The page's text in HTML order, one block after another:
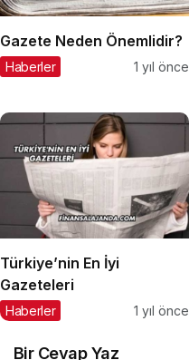
Gazete Neden Önemlidir?
Haberler 1 yıl önce
Türkiye’nin En İyi
Gazeteleri
Haberler 1 yıl önce
Bir Cevap Yaz